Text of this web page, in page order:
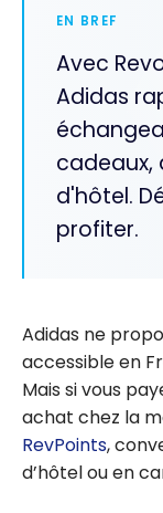
EN BREF
Avec
Adidas
cadeaux,
d'hôtel.
profiter.
Adidas ne
accessible en
Mais si vous
achat chez la
RevPoints,
d’hôtel ou en